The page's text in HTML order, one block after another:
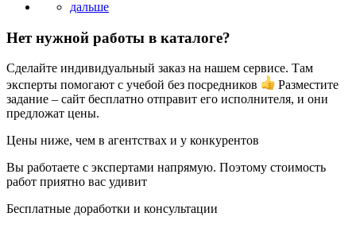
Нет нужной работы в каталоге?
Сделайте индивидуальный заказ на нашем сервисе. Там
эксперты помогают с учебой без посредников
Разместите
задание – сайт бесплатно отправит его исполнителя, и они
предложат цены.
Цены ниже, чем в агентствах и у конкурентов
Вы работаете с экспертами напрямую. Поэтому стоимость
работ приятно вас удивит
Бесплатные доработки и консультации